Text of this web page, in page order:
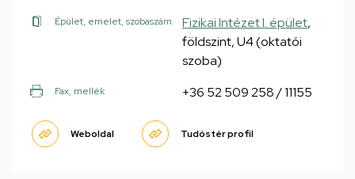
Épület, emelet, szobaszám Fizikai Intézet I. épület,
földszint, U4 (oktatói
szoba)
Fax, mellék +36 52 509 258 / 11155
Weboldal Tudóstér profil